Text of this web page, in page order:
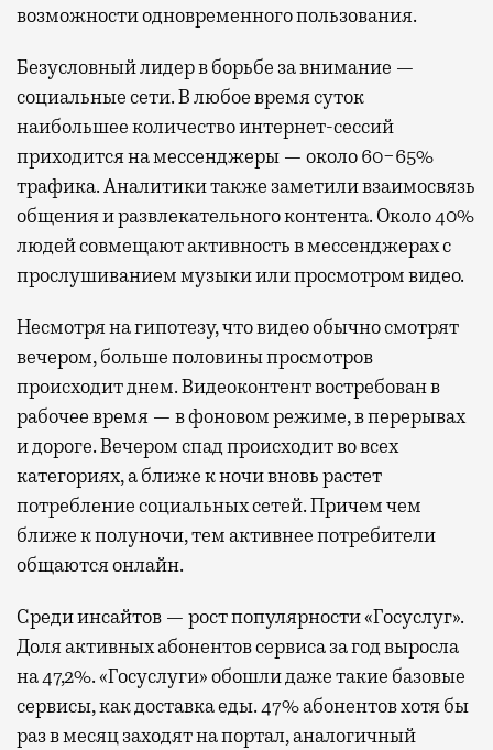
возможности одновременного пользования.
Безусловный лидер в борьбе за внимание —
социальные сети. В любое время суток
наибольшее количество интернет-сессий
приходится на мессенджеры — около 60−65%
трафика. Аналитики также заметили взаимосвязь
общения и развлекательного контента. Около 40%
людей совмещают активность в мессенджерах с
прослушиванием музыки или просмотром видео.
Несмотря на гипотезу, что видео обычно смотрят
вечером, больше половины просмотров
происходит днем. Видеоконтент востребован в
рабочее время — в фоновом режиме, в перерывах
и дороге. Вечером спад происходит во всех
категориях, а ближе к ночи вновь растет
потребление социальных сетей. Причем чем
ближе к полуночи, тем активнее потребители
общаются онлайн.
Среди инсайтов — рост популярности «Госуслуг».
Доля активных абонентов сервиса за год выросла
на 47,2%. «Госуслуги» обошли даже такие базовые
сервисы, как доставка еды. 47% абонентов хотя бы
раз в месяц заходят на портал, аналогичный